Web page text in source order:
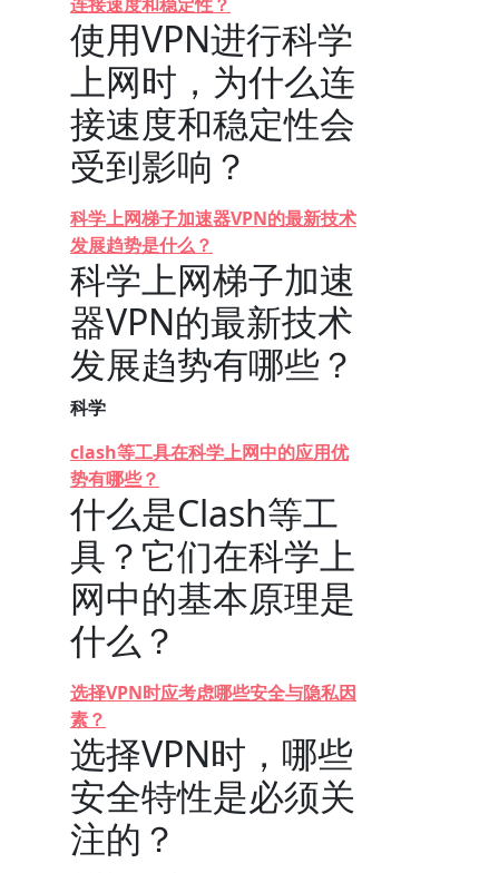
使用VPN进行科学
上网时，为什么连
接速度和稳定性会
受到影响？
科学上网梯子加速器VPN的最新技术
发展趋势是什么？
科学上网梯子加速
器VPN的最新技术
发展趋势有哪些？
科学
clash等工具在科学上网中的应用优
势有哪些？
什么是Clash等工
具？它们在科学上
网中的基本原理是
什么？
选择VPN时应考虑哪些安全与隐私因
素？
选择VPN时，哪些
安全特性是必须关
注的？